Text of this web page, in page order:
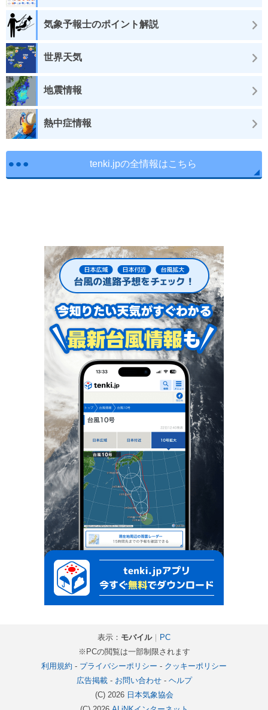
気象予報士のポイント解説
世界天気
地震情報
熱中症情報
tenki.jpの全情報はこちら
表示： モバイル｜
PC
※PCの閲覧は一部制限されます
利用規約 - プライバシーポリシー - クッキーポリシー
広告掲載- お問い合わせ- ヘルプ
(C) 2026 日本気象協会